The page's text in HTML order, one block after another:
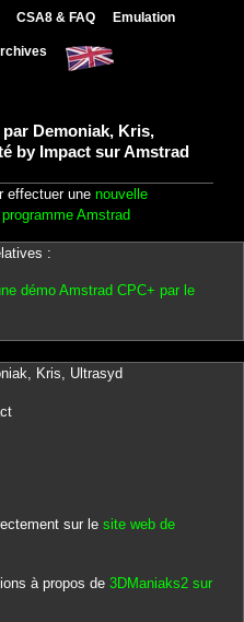
CSA8 & FAQ Emulation
Demoniak, Kris,
by Impact sur Amstrad
effectuer une nouvelle
Amstrad
:
démo Amstrad CPC+ par le
Kris, Ultrasyd
sur le site web de
à propos de 3DManiaks2 sur